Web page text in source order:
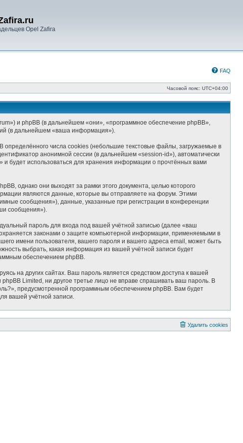
Opel Zafira
FAQ
Часовой пояс: UTC+04:00
и phpBB (в дальнейшем «они», «программное обеспечение phpBB»,
(в дальнейшем «ваша информация»).
числа cookies (небольшие текстовые файлы, загружаемые в
анонимной сессии (в дальнейшем «session-id»), автоматически
будет использоваться для хранения информации о прочтённых вами
однако они выходят за рамки этого документа, целью которого
являются данные, которые вы отправляете на форум. Этими
сообщения»), данные, указанные при регистрации в конференции
сообщения»).
пароль для входа под вашей учётной записью (далее «ваш
законами о защите компьютерной информации, применяемыми в
имени пользователя, вашего пароля и вашего адреса email, может быть
выбрать, какая информация из вашей учётной записи будет
обеспечением phpBB.
на других сайтах. Ваш пароль является средством доступа к вашей
Limited, ни другое третье лицо не вправе спрашивать ваш пароль. В
предусмотренной программным обеспечением phpBB. Вам будет
вашей учётной записи.
Удалить cookies